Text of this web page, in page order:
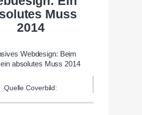
Muss
2014
Quelle Coverbild: